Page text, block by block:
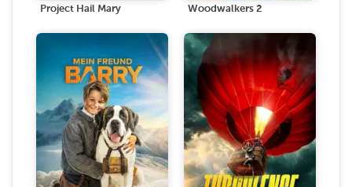
Project Hail Mary Woodwalkers 2